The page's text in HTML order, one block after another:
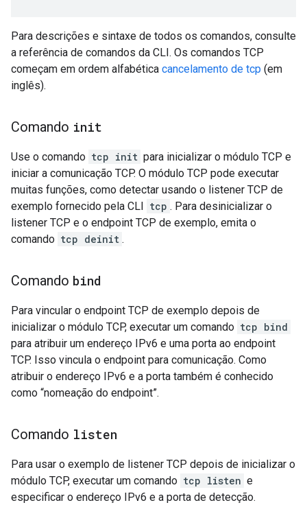
Para descrições e sintaxe de todos os comandos, consulte
a referência de comandos da CLI. Os comandos TCP
começam em ordem alfabética cancelamento de tcp (em
inglês).
Comando init
Use o comando tcp init para inicializar o módulo TCP e
iniciar a comunicação TCP. O módulo TCP pode executar
muitas funções, como detectar usando o listener TCP de
exemplo fornecido pela CLI tcp . Para desinicializar o
listener TCP e o endpoint TCP de exemplo, emita o
comando tcp deinit .
Comando bind
Para vincular o endpoint TCP de exemplo depois de
inicializar o módulo TCP, executar um comando tcp bind
para atribuir um endereço IPv6 e uma porta ao endpoint
TCP. Isso vincula o endpoint para comunicação. Como
atribuir o endereço IPv6 e a porta também é conhecido
como “nomeação do endpoint”.
Comando listen
Para usar o exemplo de listener TCP depois de inicializar o
módulo TCP, executar um comando tcp listen e
especificar o endereço IPv6 e a porta de detecção.